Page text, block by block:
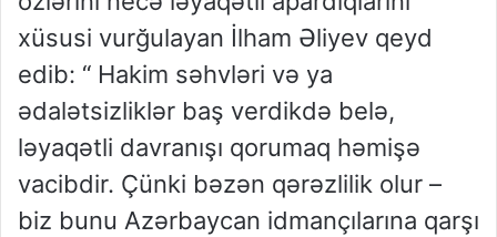
xüsusi vurğulayan İlham Əliyev qeyd
edib: “ Hakim səhvləri və ya
ədalətsizliklər baş verdikdə belə,
ləyaqətli davranışı qorumaq həmişə
vacibdir. Çünki bəzən qərəzlilik olur –
biz bunu Azərbaycan idmançılarına qarşı